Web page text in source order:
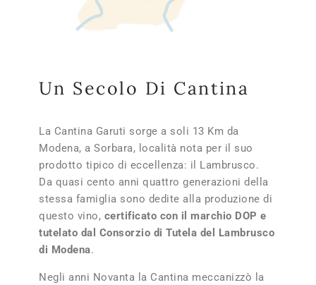
Un Secolo Di Cantina
La Cantina Garuti sorge a soli 13 Km da
Modena, a Sorbara, località nota per il suo
prodotto tipico di eccellenza: il Lambrusco.
Da quasi cento anni quattro generazioni della
stessa famiglia sono dedite alla produzione di
questo vino, certificato con il marchio DOP e
tutelato dal Consorzio di Tutela del Lambrusco
di Modena.
Negli anni Novanta la Cantina meccanizzò la